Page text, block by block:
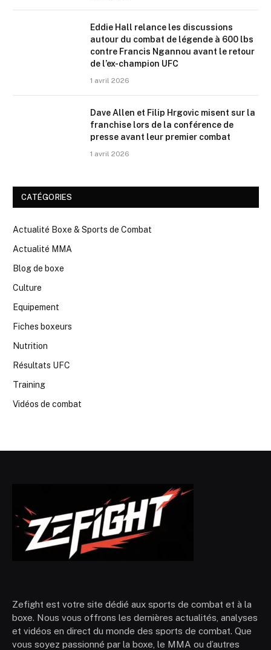
Eddie Hall relance les discussions
autour du combat de légende à 600 lbs
contre Francis Ngannou avant le retour
de l’ex-champion UFC
1 avril 2026
Dave Allen et Filip Hrgovic misent sur la
franchise lors de la conférence de
presse avant leur premier combat
1 avril 2026
CATÉGORIES
Actualité Boxe & Sports de Combat
Actualité MMA
Blog de boxe
Culture
Equipement
Fiches boxeurs
Nutrition
Résultats UFC
Training
Vidéos de combat
Zefight est votre site dédié aux sports de combat et à la
boxe. Nous vous offrons les dernières actualités, analyses
et vidéos en direct du monde des sports de combat. Que
vous soyez passionné par la boxe, le MMA ou d’autres